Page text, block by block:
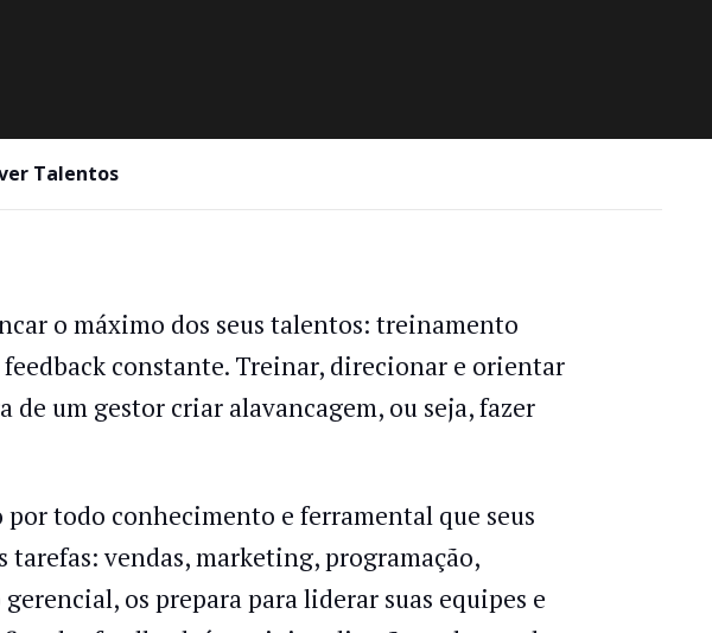
Talentos
o máximo dos seus talentos: treinamento
constante. Treinar, direcionar e orientar
um gestor criar alavancagem, ou seja, fazer
todo conhecimento e ferramental que seus
vendas, marketing, programação,
os prepara para liderar suas equipes e